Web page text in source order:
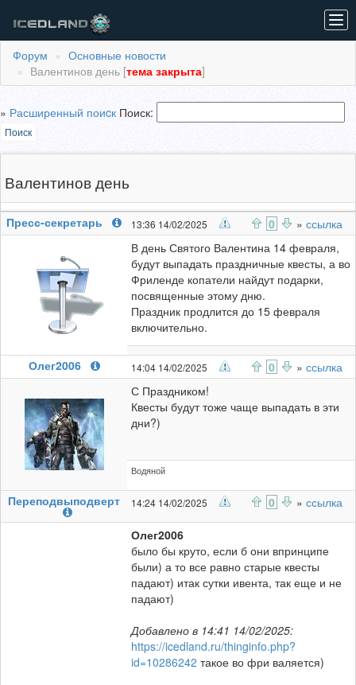
Форум
Основные новости
Валентинов день [тема закрыта]
» Расширенный поиcк Поиск:
Поиск
Валентинов день
Пресс-секретарь 13:36 14/02/2025 0 » ссылка
В день Святого Валентина 14 февраля,
будут выпадать праздничные квесты, а во
Фриленде копатели найдут подарки,
посвященные этому дню.
Праздник продлится до 15 февраля
включительно.
Олег2006 14:04 14/02/2025 0 » ссылка
С Праздником!
Квесты будут тоже чаще выпадать в эти
дни?)
Водяной
Переподвыподверт 14:24 14/02/2025 0 » ссылка
Олег2006
было бы круто, если б они впринципе
были) а то все равно старые квесты
падают) итак сутки ивента, так еще и не
падают)
Добавлено в 14:41 14/02/2025:
https://icedland.ru/thinginfo.php?
id=10286242 такое во фри валяется)